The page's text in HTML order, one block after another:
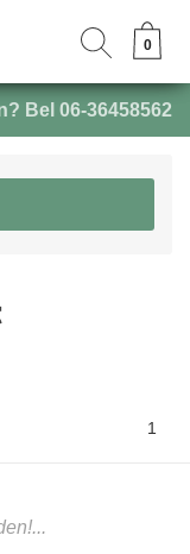
Bel 06-36458562
0
0
1